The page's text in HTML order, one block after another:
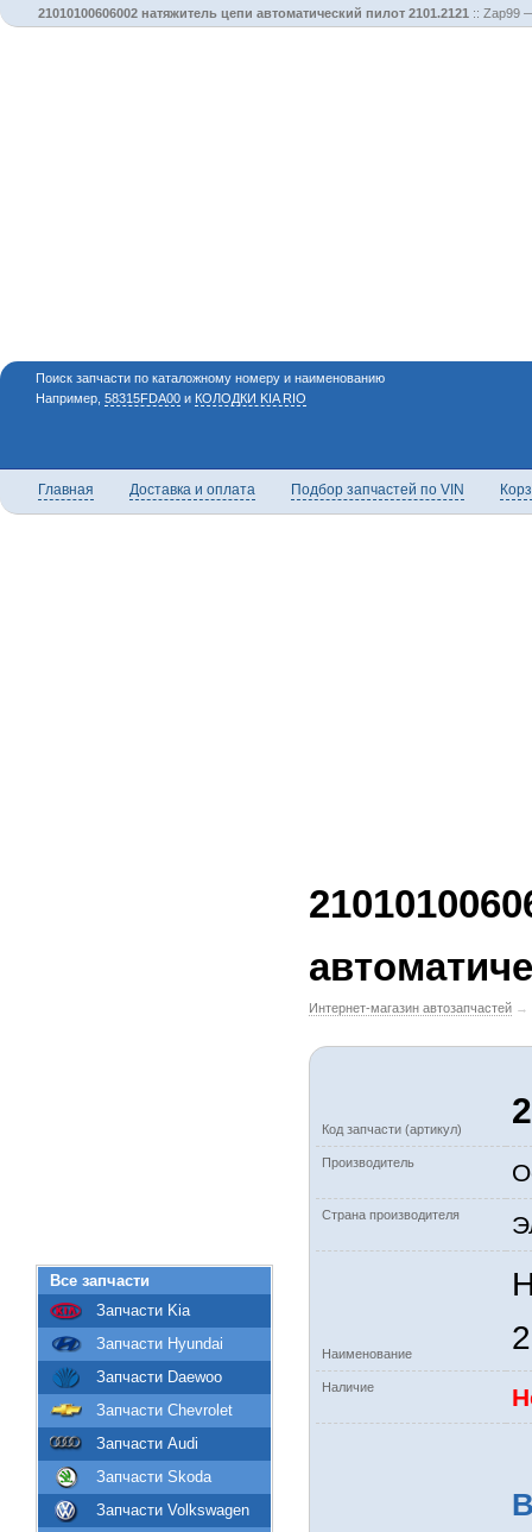
21010100606002 натяжитель цепи автоматический пилот 2101.2121 :: Zap99
Поиск запчасти по каталожному номеру и наименованию
Например, 58315FDA00 и КОЛОДКИ KIA RIO
Главная Доставка и оплата Подбор запчастей по VIN
Интернет-магазин автозапчастей →
Код запчасти (артикул)
Производитель
Страна производителя
Наименование
Наличие
Все запчасти
Запчасти Kia
Запчасти Hyundai
Запчасти Daewoo
Запчасти Chevrolet
Запчасти Audi
Запчасти Skoda
Запчасти Volkswagen